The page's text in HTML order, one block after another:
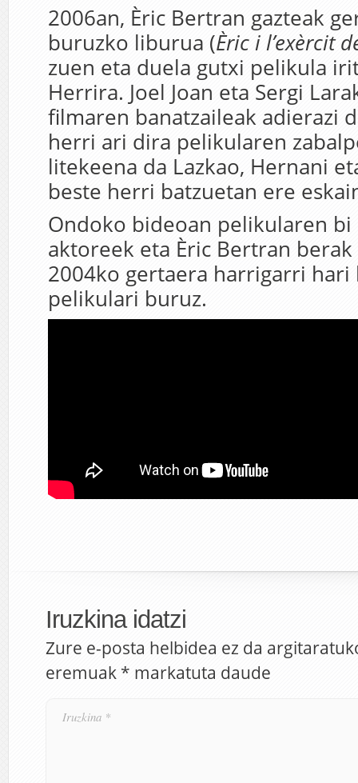
2006an, Èric Bertran gazteak
buruzko liburua (Èric i l’exèrcit
zuen eta duela gutxi pelikula
Herrira. Joel Joan eta Sergi
filmaren banatzaileak adierazi
herri ari dira pelikularen
litekeena da Lazkao, Hernani
beste herri batzuetan ere
Ondoko bideoan pelikularen bi
aktoreek eta Èric Bertran
2004ko gertaera harrigarri hari
pelikulari buruz.
Iruzkina idatzi
Zure e-posta helbidea ez da
eremuak * markatuta daude